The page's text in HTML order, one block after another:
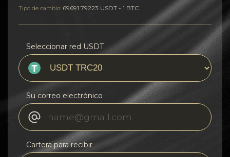
Tipo de cambio: 69691.79223 USDT - 1 BTC
Seleccionar red USDT
Su correo electrónico
Cartera para recibir